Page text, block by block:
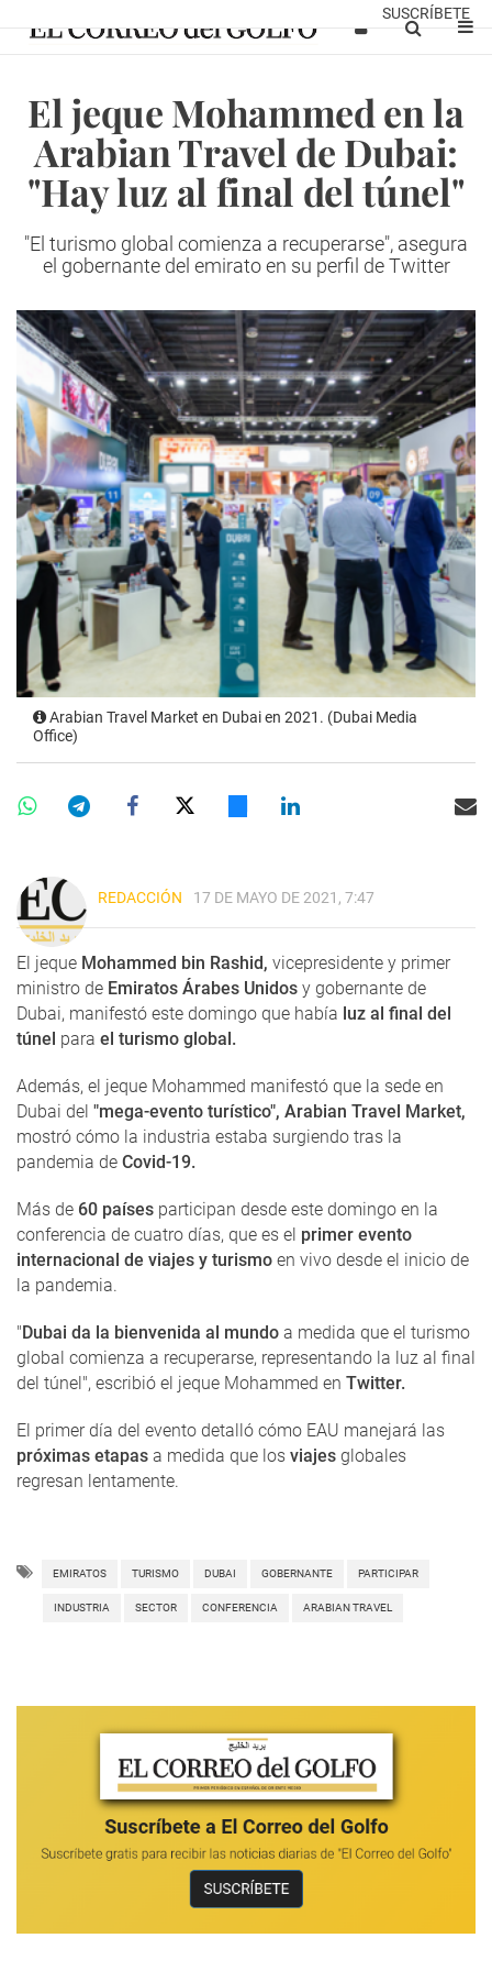
SUSCRÍBETE
El jeque Mohammed en la
Arabian Travel de Dubai:
"Hay luz al final del túnel"
"El turismo global comienza a recuperarse", asegura
el gobernante del emirato en su perfil de Twitter
Arabian Travel Market en Dubai en 2021. (Dubai Media
Office)
REDACCIÓN 17 DE MAYO DE 2021, 7:47
El jeque Mohammed bin Rashid, vicepresidente y primer
ministro de Emiratos Árabes Unidos y gobernante de
Dubai, manifestó este domingo que había luz al final del
túnel para el turismo global.
Además, el jeque Mohammed manifestó que la sede en
Dubai del "mega-evento turístico", Arabian Travel Market,
mostró cómo la industria estaba surgiendo tras la
pandemia de Covid-19.
Más de 60 países participan desde este domingo en la
conferencia de cuatro días, que es el primer evento
internacional de viajes y turismo en vivo desde el inicio de
la pandemia.
"Dubai da la bienvenida al mundo a medida que el turismo
global comienza a recuperarse, representando la luz al final
del túnel", escribió el jeque Mohammed en Twitter.
El primer día del evento detalló cómo EAU manejará las
próximas etapas a medida que los viajes globales
regresan lentamente.
EMIRATOS TURISMO DUBAI GOBERNANTE PARTICIPAR
INDUSTRIA SECTOR CONFERENCIA ARABIAN TRAVEL